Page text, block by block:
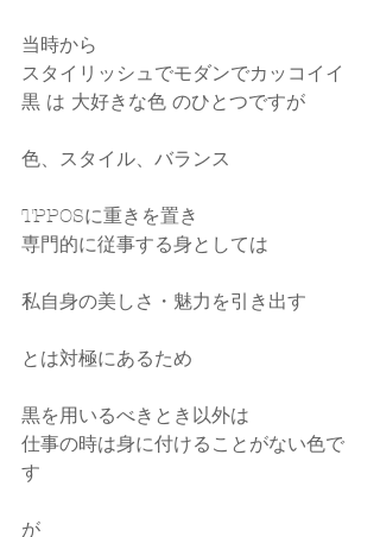
当時から
スタイリッシュでモダンでカッコイイ
黒 は 大好きな色 のひとつですが
色、スタイル、バランス
TPPOSに重きを置き
専門的に従事する身としては
私自身の美しさ・魅力を引き出す
とは対極にあるため
黒を用いるべきとき以外は
仕事の時は身に付けることがない色で
す
が